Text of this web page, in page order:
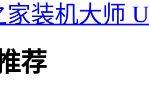
家装机大师
荐